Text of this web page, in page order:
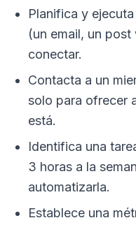
Planifica y
(un email, un
conectar.
Contacta a un
solo para ofrecer
está.
Identifica una
3 horas a la
automatizarla.
Establece una